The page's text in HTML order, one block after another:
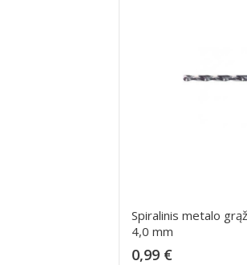
Spiralinis metalo
4,0 mm
0,99 €